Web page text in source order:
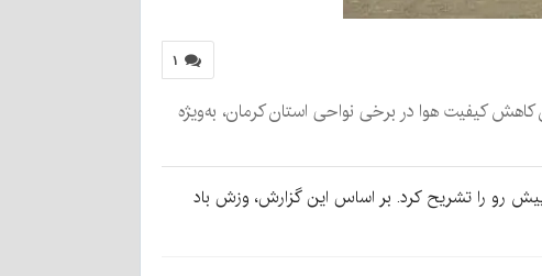
۱
کیفیت هوا در برخی نواحی استان کرمان، به‌ویژه
رو را تشریح کرد. بر اساس این گزارش، وزش باد